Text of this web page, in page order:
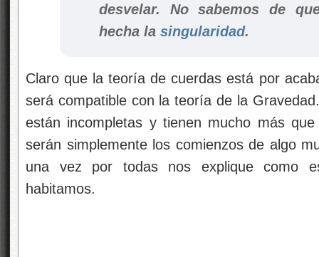
desvelar. No sabemos de
hecha la singularidad.
Claro que la teoría de cuerdas está por
será compatible con la teoría de la
están incompletas y tienen mucho más
serán simplemente los comienzos de algo
una vez por todas nos explique como
habitamos.